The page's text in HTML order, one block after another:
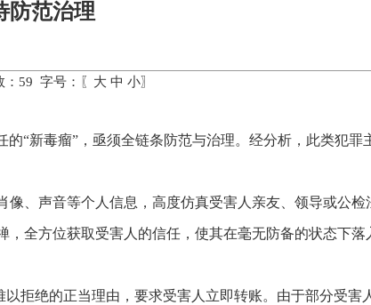
防范治理
59 字号：〖 大 中 小〗
“新毒瘤”，亟须全链条防范与治理。经分析，此类犯罪
、声音等个人信息，高度仿真受害人亲友、领导或公检
全方位获取受害人的信任，使其在毫无防备的状态下落
拒绝的正当理由，要求受害人立即转账。由于部分受害